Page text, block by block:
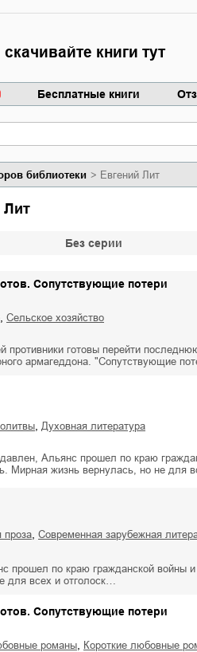
скачивайте книги тут
Бесплатные книги
Забытая земля
библиотеки Евгений Лит
Лит
Без серии
Сопутствующие потери
сельское хозяйство
противники готовы перейти
армагеддона. "Сопутствующие
духовная литература
Альянс прошел по краю
Мирная жизнь вернулась, но не для
проза
современная зарубежная
прошел по краю гражданской войны
для всех и отголоск…
Сопутствующие потери
романы
короткие любовные